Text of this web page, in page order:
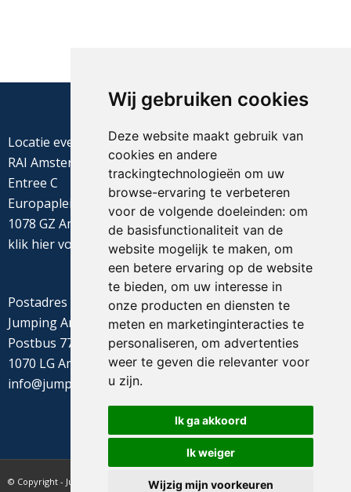
Wij gebruiken cookies
Deze website maakt gebruik van
cookies en andere
trackingtechnologieën om uw
browse-ervaring te verbeteren
voor de volgende doeleinden: om
de basisfunctionaliteit van de
website mogelijk te maken, om
een betere ervaring op de website
te bieden, om uw interesse in
onze producten en diensten te
meten en marketinginteracties te
personaliseren, om advertenties
weer te geven die relevanter voor
u zijn.
Ik ga akkoord
Ik weiger
Wijzig mijn voorkeuren
Locatie evenement
RAI Amsterdam
Entree C
Europaplein 22
1078 GZ Amsterdam
klik hiervoor de routebeschrijving
Postadres
Jumping Amsterdam
Postbus 77655
1070 LG Amsterdam
info@jumpingamsterdam.nl
© Copyright - Jumping Amsterdam - website realisatie CyberNed